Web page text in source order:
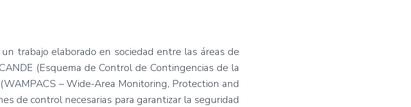
trabajo elaborado en sociedad entre las áreas de
(Esquema de Control de Contingencias de la
– Wide-Area Monitoring, Protection and
de control necesarias para garantizar la seguridad